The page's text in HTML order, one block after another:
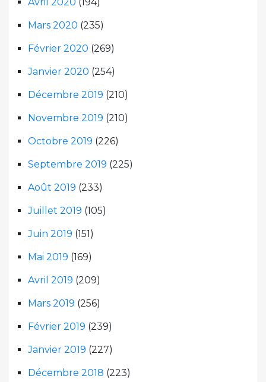
Mars 2020 (235)
Février 2020 (269)
Janvier 2020 (254)
Décembre 2019 (210)
Novembre 2019 (210)
Octobre 2019 (226)
Septembre 2019 (225)
Août 2019 (233)
Juillet 2019 (105)
Juin 2019 (151)
Mai 2019 (169)
Avril 2019 (209)
Mars 2019 (256)
Février 2019 (239)
Janvier 2019 (227)
Décembre 2018 (223)